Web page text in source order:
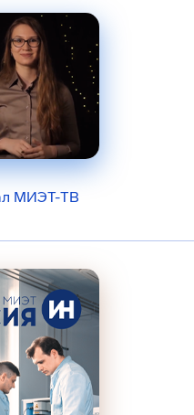
МИЭТ-ТВ